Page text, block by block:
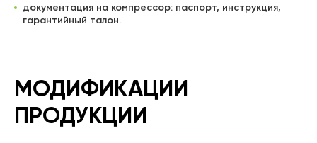
документация на компрессор: паспорт, инструкция,
гарантийный талон.
МОДИФИКАЦИИ
ПРОДУКЦИИ